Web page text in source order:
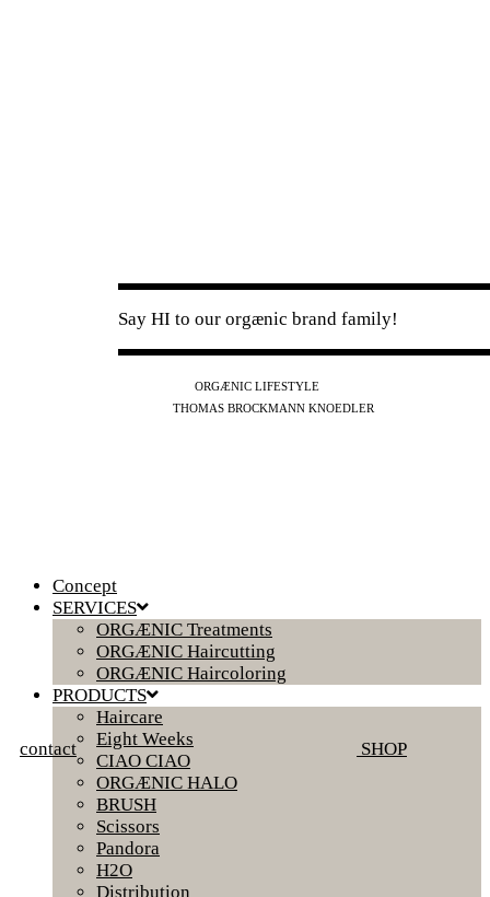
Say HI to our orgænic brand family!
ORGÆNIC LIFESTYLE
THOMAS BROCKMANN KNOEDLER
contact SHOP
Concept
SERVICES
ORGÆNIC Treatments
ORGÆNIC Haircutting
ORGÆNIC Haircoloring
PRODUCTS
Haircare
Eight Weeks
CIAO CIAO
ORGÆNIC HALO
BRUSH
Scissors
Pandora
H2O
Distribution